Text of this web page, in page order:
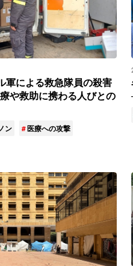
軍による救急隊員の殺害
や救助に携わる人びとの
ン 医療への攻撃